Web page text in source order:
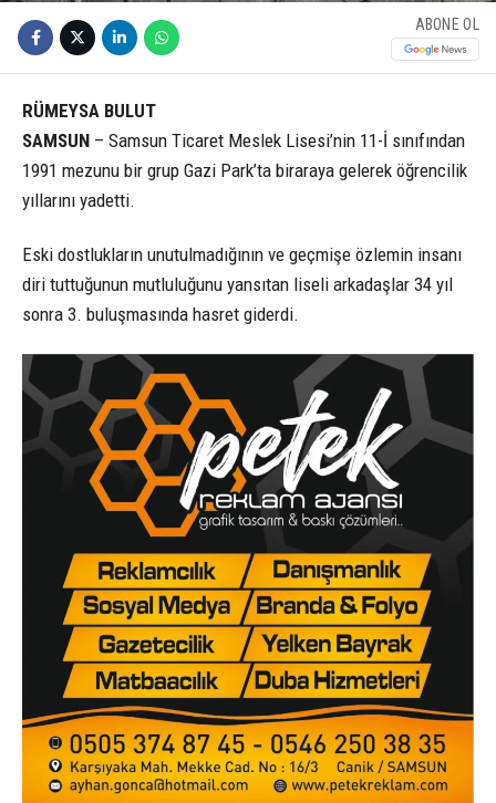
ABONE OL
RÜMEYSA BULUT
SAMSUN – Samsun Ticaret Meslek Lisesi’nin 11-İ sınıfından
1991 mezunu bir grup Gazi Park’ta biraraya gelerek öğrencilik
yıllarını yadetti.
Eski dostlukların unutulmadığının ve geçmişe özlemin insanı
diri tuttuğunun mutluluğunu yansıtan liseli arkadaşlar 34 yıl
sonra 3. buluşmasında hasret giderdi.